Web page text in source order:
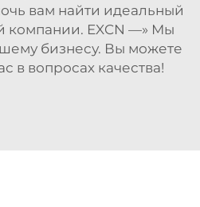
вам найти идеальный
компании. EXCN —» Мы
бизнесу. Вы можете
в вопросах качества!